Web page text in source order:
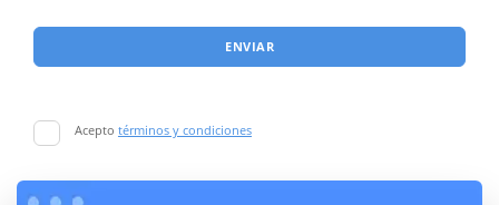
ENVIAR
Acepto términos y condiciones